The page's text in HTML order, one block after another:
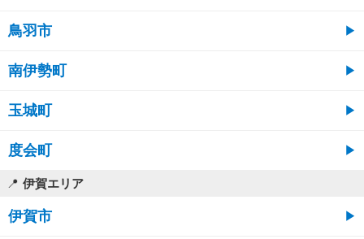
鳥羽市
南伊勢町
玉城町
度会町
伊賀エリア
伊賀市